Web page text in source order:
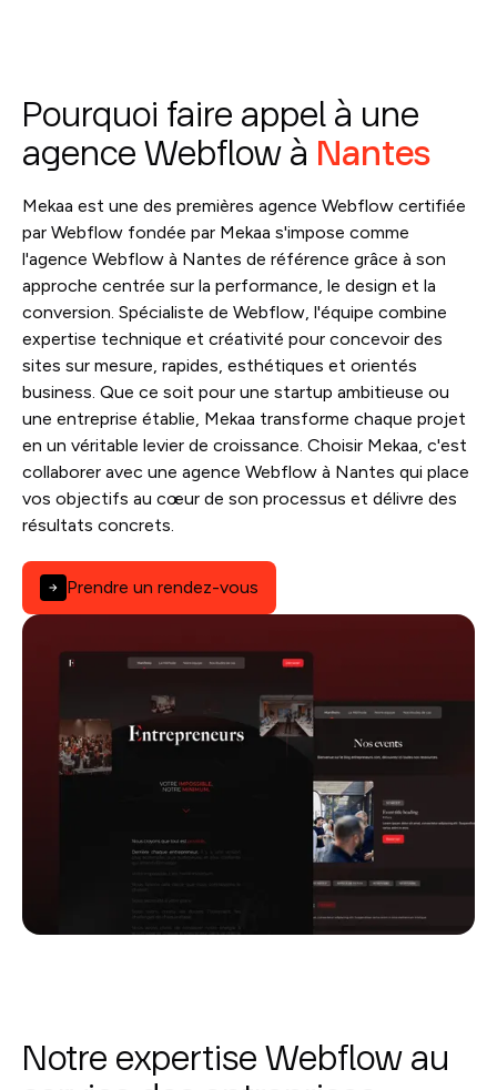
Pourquoi faire appel à une
agence Webflow à Nantes
Mekaa est une des premières agence Webflow certifiée
par Webflow fondée par Mekaa s'impose comme
l'agence Webflow à Nantes de référence grâce à son
approche centrée sur la performance, le design et la
conversion. Spécialiste de Webflow, l'équipe combine
expertise technique et créativité pour concevoir des
sites sur mesure, rapides, esthétiques et orientés
business. Que ce soit pour une startup ambitieuse ou
une entreprise établie, Mekaa transforme chaque projet
en un véritable levier de croissance. Choisir Mekaa, c'est
collaborer avec une agence Webflow à Nantes qui place
vos objectifs au cœur de son processus et délivre des
résultats concrets.
Prendre un rendez-vous
Notre expertise Webflow au